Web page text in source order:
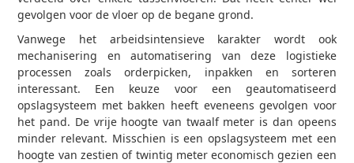
gevolgen voor de vloer op de begane grond.
Vanwege het arbeidsintensieve karakter wordt ook
mechanisering en automatisering van deze logistieke
processen zoals orderpicken, inpakken en sorteren
interessant. Een keuze voor een geautomatiseerd
opslagsysteem met bakken heeft eveneens gevolgen voor
het pand. De vrije hoogte van twaalf meter is dan opeens
minder relevant. Misschien is een opslagsysteem met een
hoogte van zestien of twintig meter economisch gezien een